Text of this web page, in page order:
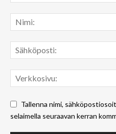
Tallenna nimi,
selaimella seuraavan kerran